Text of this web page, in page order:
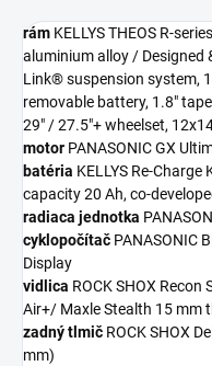
rám KELLYS THEOS R-
aluminium alloy / Designed
Link® suspension system,
removable battery, 1.8"
29" / 27.5"+ wheelset,
motor PANASONIC GX
batéria KELLYS Re-
capacity 20 Ah, co-
radiaca jednotka
cyklopočítač PANASONIC
Display
vidlica ROCK SHOX Recon
Air+/ Maxle Stealth 15 mm
zadný tlmič ROCK SHOX
mm)